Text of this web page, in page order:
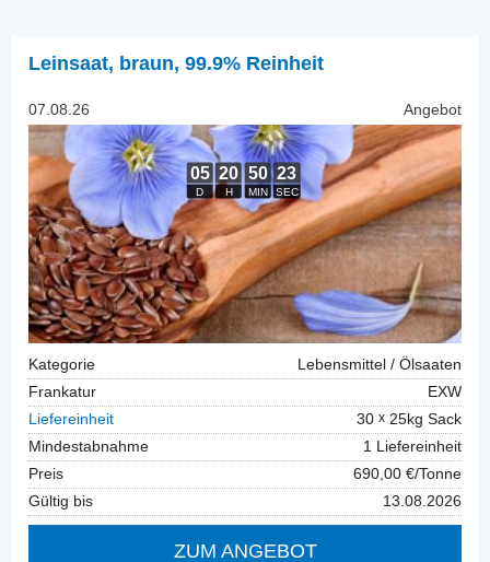
Leinsaat, braun, 99.9% Reinheit
07.08.26 Angebot
Kategorie
Lebensmittel / Ölsaaten
Frankatur
EXW
Liefereinheit
30
25kg Sack
Mindestabnahme
1 Liefereinheit
Preis
690,00 €/Tonne
Gültig bis
13.08.2026
ZUM ANGEBOT